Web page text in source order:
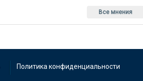
Все мнения
Политика конфиденциальности